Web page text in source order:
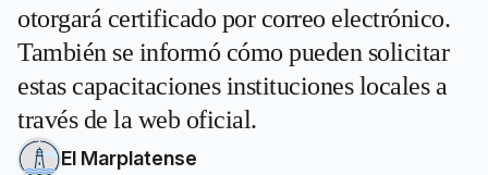
otorgará certificado por correo electrónico.
También se informó cómo pueden solicitar
estas capacitaciones instituciones locales a
través de la web oficial.
El Marplatense